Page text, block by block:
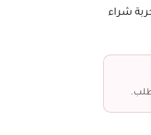
شراء